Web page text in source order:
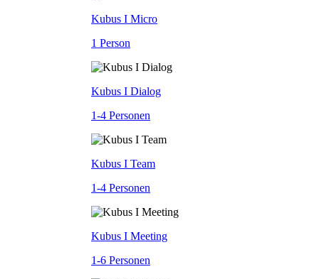
Kubus I Micro
1 Person
Kubus I Dialog
1-4 Personen
Kubus I Team
1-4 Personen
Kubus I Meeting
1-6 Personen